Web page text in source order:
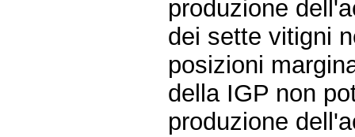
produzione
dei sette vitigni
posizioni
della IGP non
produzione